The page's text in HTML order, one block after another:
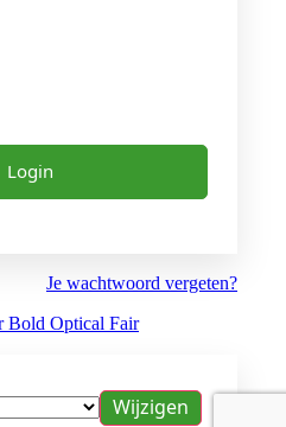
Je wachtwoord vergeten?
Bold Optical Fair